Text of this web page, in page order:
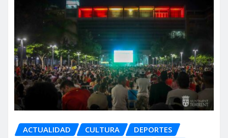
ACTUALIDAD CULTURA
DEPORTES